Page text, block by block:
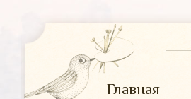
Главная